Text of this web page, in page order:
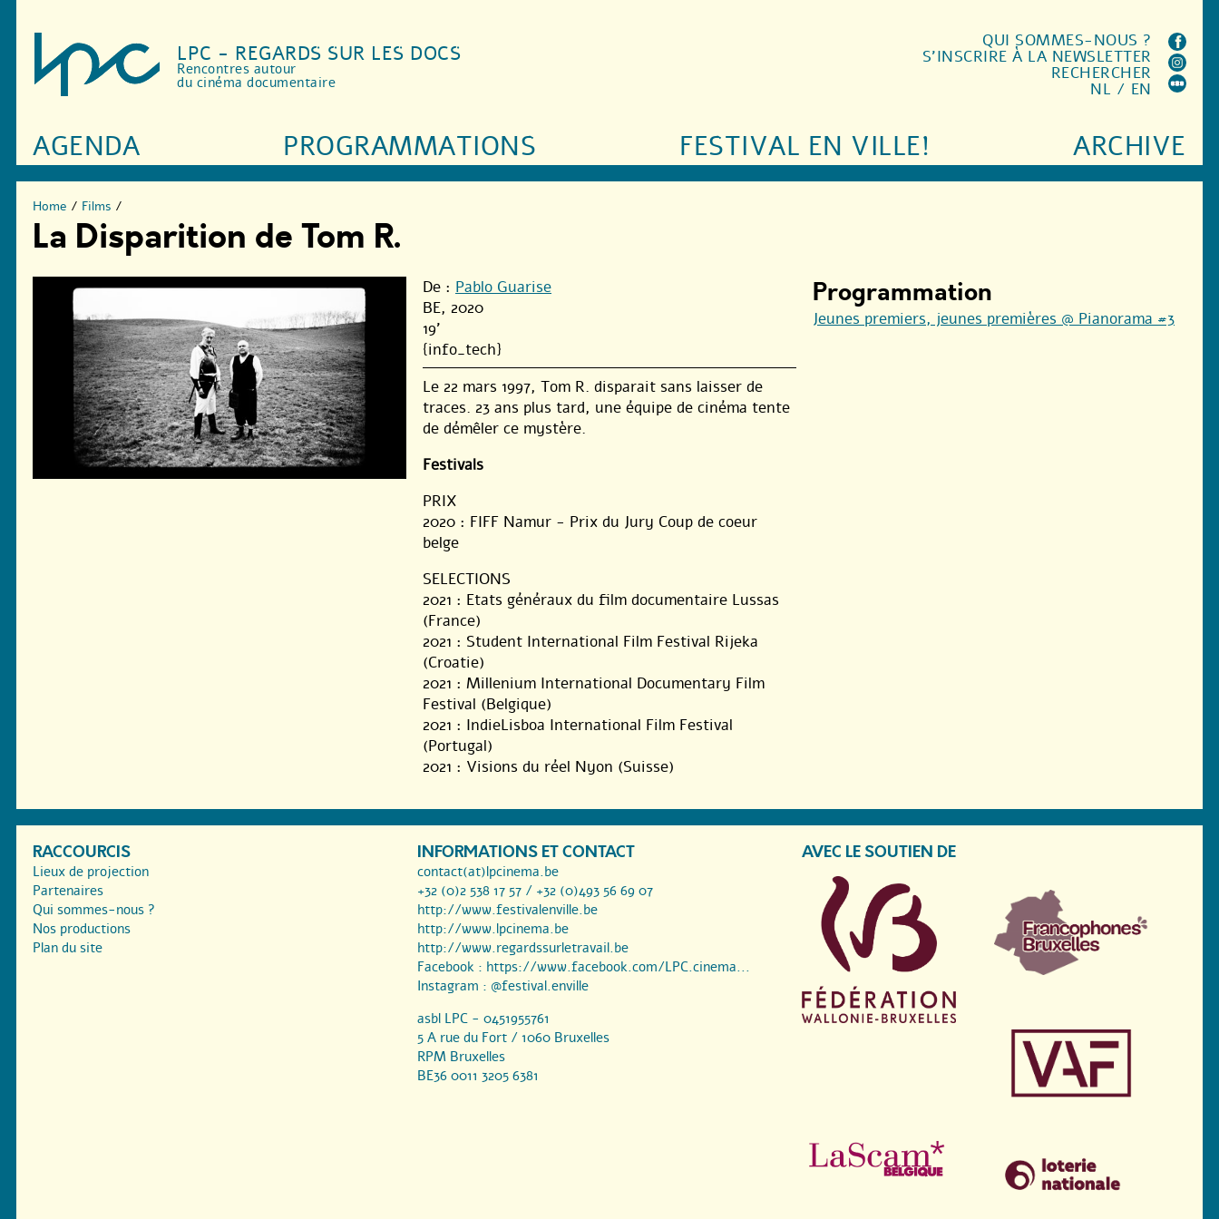
LPC - REGARDS SUR LES DOCS
Rencontres autour
du cinéma documentaire
AGENDA PROGRAMMATIONS FESTIVAL EN VILLE! ARCHIVE
QUI SOMMES-NOUS ?
S'INSCRIRE À LA NEWSLETTER
RECHERCHER
NL / EN
Home / Films /
La Disparition de Tom R.
De : Pablo Guarise
BE, 2020
19'
{info_tech}
Le 22 mars 1997, Tom R. disparait sans laisser de
traces. 23 ans plus tard, une équipe de cinéma tente
de démêler ce mystère.
Festivals
PRIX
2020 : FIFF Namur - Prix du Jury Coup de coeur
belge
SELECTIONS
2021 : Etats généraux du film documentaire Lussas
(France)
2021 : Student International Film Festival Rijeka
(Croatie)
2021 : Millenium International Documentary Film
Festival (Belgique)
2021 : IndieLisboa International Film Festival
(Portugal)
2021 : Visions du réel Nyon (Suisse)
Programmation
Jeunes premiers, jeunes premières @ Pianorama #3
RACCOURCIS
Lieux de projection
Partenaires
Qui sommes-nous ?
Nos productions
Plan du site
INFORMATIONS ET CONTACT
contact(at)lpcinema.be
+32 (0)2 538 17 57 / +32 (0)493 56 69 07
http://www.festivalenville.be
http://www.lpcinema.be
http://www.regardssurletravail.be
Facebook : https://www.facebook.com/LPC.cinema...
Instagram : @festival.enville
asbl LPC - 0451955761
5 A rue du Fort / 1060 Bruxelles
RPM Bruxelles
BE36 0011 3205 6381
AVEC LE SOUTIEN DE